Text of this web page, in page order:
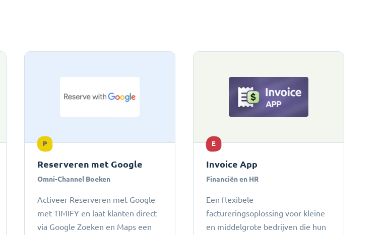
P
Reserveren met Google
Omni-Channel Boeken
Activeer Reserveren met Google
met TIMIFY en laat klanten direct
via Google Zoeken en Maps een
E
Invoice App
Financiën en HR
Een flexibele
factureringsoplossing voor kleine
en middelgrote bedrijven die hun